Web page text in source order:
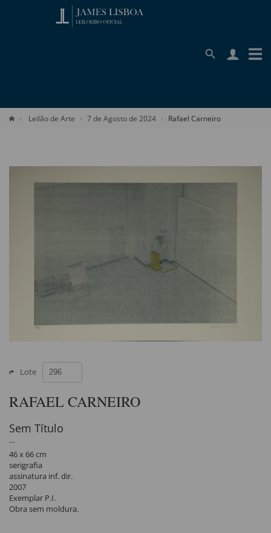
Leilão de Arte 7 de Agosto de 2024 Rafael Carneiro
Lote
RAFAEL CARNEIRO
Sem Título
46 x 66 cm
serigrafia
assinatura inf. dir.
2007
Exemplar P.I.
Obra sem moldura.